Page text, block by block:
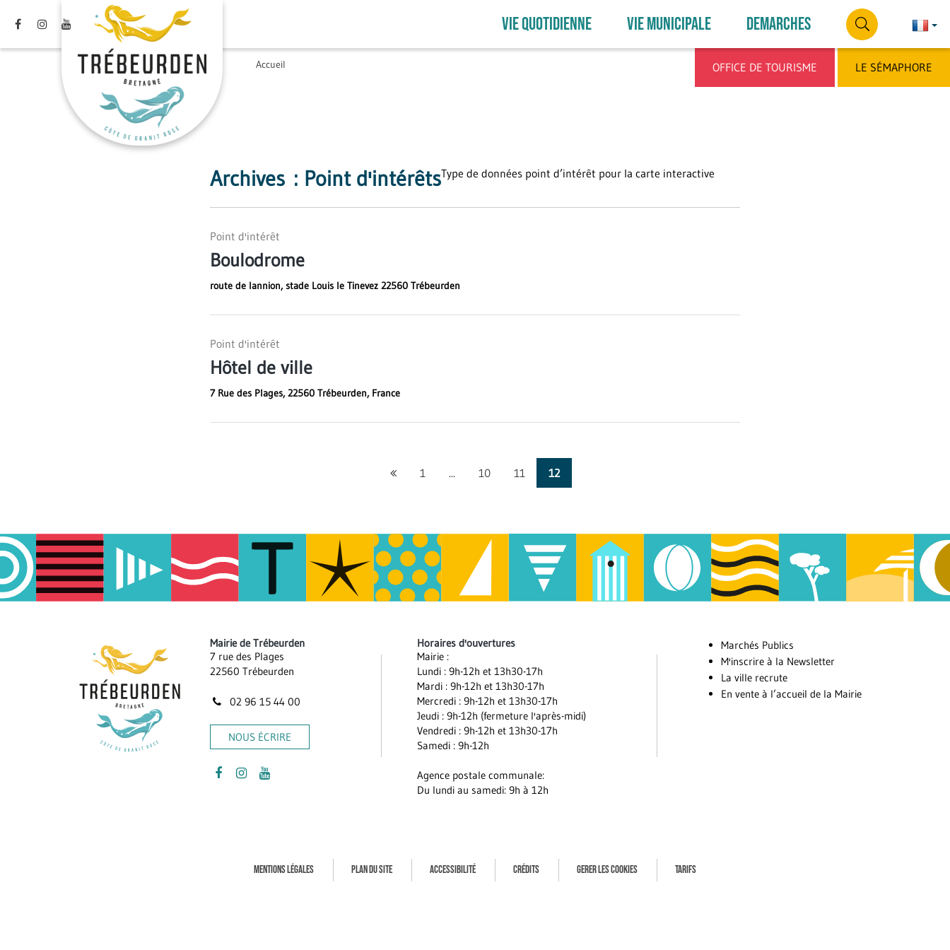
OFFICE DE TOURISME LE SÉMAPHORE
Lien
le
Facebook
Lien
le
compte
Instagram
la
chaîne
officiel
la
ville
de
Trébeurden
VIE QUOTIDIENNE VIE MUNICIPALE DEMARCHES RECHERCHE
Accueil
Archives : Point d'intérêtsType de données point d’intérêt pour la carte interactive
Point d'intérêt
Boulodrome
route de lannion, stade Louis le Tinevez 22560 Trébeurden
Point d'intérêt
Hôtel de ville
7 Rue des Plages, 22560 Trébeurden, France
Page 1 ... 10 11 12
Mairie de Trébeurden
7 rue des Plages
22560 Trébeurden
02 96 15 44 00
NOUS ÉCRIRE
LienLienLien
Horaires d'ouvertures
Mairie :
Lundi : 9h-12h et 13h30-17h
Mardi : 9h-12h et 13h30-17h
Mercredi : 9h-12h et 13h30-17h
Jeudi : 9h-12h (fermeture l'après-midi)
Vendredi : 9h-12h et 13h30-17h
Samedi : 9h-12h
Agence postale communale:
Du lundi au samedi: 9h à 12h
Marchés Publics
M'inscrire à la Newsletter
La ville recrute
En vente à l’accueil de la Mairie
MENTIONS LÉGALES PLAN DU SITE ACCESSIBILITÉ CRÉDITS GERER LES COOKIES TARIFS